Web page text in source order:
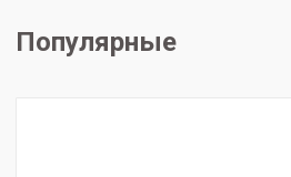
Популярные